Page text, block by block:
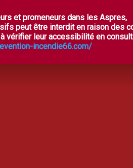
À VOIR, À FAIRE OÙ
et promeneurs dans les Aspres,
peut être interdit en raison des
vérifier leur accessibilité en
incendie66.com/